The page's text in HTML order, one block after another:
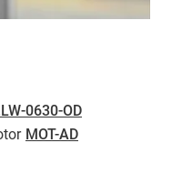
0630-OD
MOT-AD